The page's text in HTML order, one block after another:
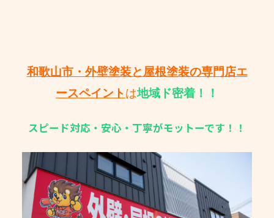
和歌山市・外壁塗装と屋根塗装の専門店エ
ースペイントは地域ド密着！！
スピード対応・安心・丁寧がモットーです！！